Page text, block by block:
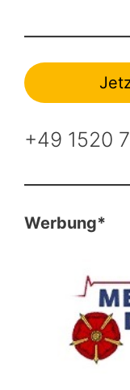
+49 1520
Werbung*